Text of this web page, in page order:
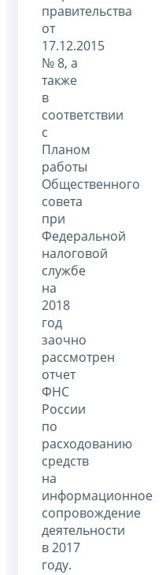
правительства
от
17.12.2015
№ 8, а
также
в
соответствии
с
Планом
работы
Общественного
совета
при
Федеральной
налоговой
службе
на
2018
год
заочно
рассмотрен
отчет
ФНС
России
по
расходованию
средств
на
информационное
сопровождение
деятельности
в 2017
году.